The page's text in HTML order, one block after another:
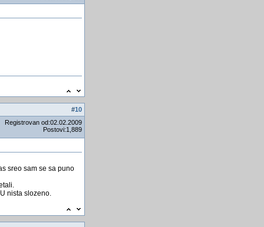
#10
Registrovan od:02.02.2009
Postovi:1,889
sreo sam se sa puno
nista slozeno.